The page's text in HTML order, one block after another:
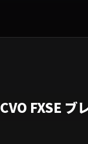
FXSE ブ